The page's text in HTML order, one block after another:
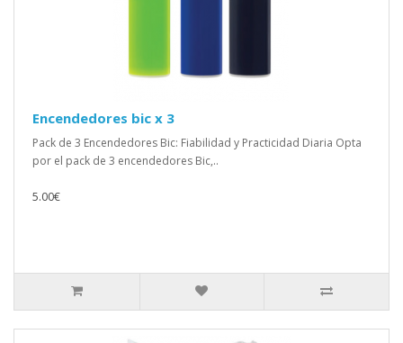
Encendedores bic x 3
Pack de 3 Encendedores Bic: Fiabilidad y Practicidad Diaria Opta
por el pack de 3 encendedores Bic,..
5.00€